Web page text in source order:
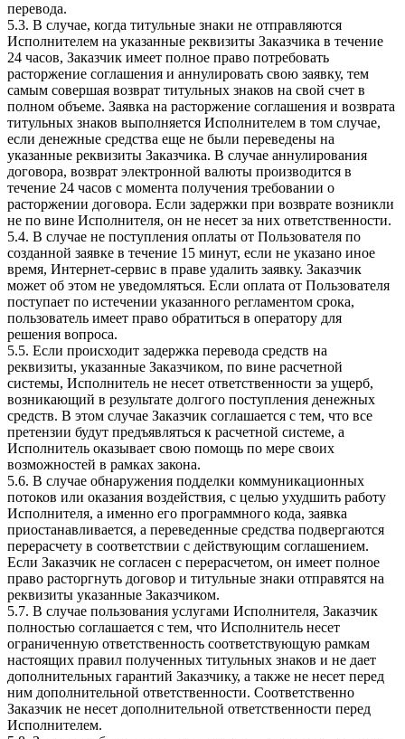
перевода.
5.3. В случае, когда титульные знаки не отправляются
Исполнителем на указанные реквизиты Заказчика в течение
24 часов, Заказчик имеет полное право потребовать
расторжение соглашения и аннулировать свою заявку, тем
самым совершая возврат титульных знаков на свой счет в
полном объеме. Заявка на расторжение соглашения и возврата
титульных знаков выполняется Исполнителем в том случае,
если денежные средства еще не были переведены на
указанные реквизиты Заказчика. В случае аннулирования
договора, возврат электронной валюты производится в
течение 24 часов с момента получения требовании о
расторжении договора. Если задержки при возврате возникли
не по вине Исполнителя, он не несет за них ответственности.
5.4. В случае не поступления оплаты от Пользователя по
созданной заявке в течение 15 минут, если не указано иное
время, Интернет-сервис в праве удалить заявку. Заказчик
может об этом не уведомляться. Если оплата от Пользователя
поступает по истечении указанного регламентом срока,
пользователь имеет право обратиться в оператору для
решения вопроса.
5.5. Если происходит задержка перевода средств на
реквизиты, указанные Заказчиком, по вине расчетной
системы, Исполнитель не несет ответственности за ущерб,
возникающий в результате долгого поступления денежных
средств. В этом случае Заказчик соглашается с тем, что все
претензии будут предъявляться к расчетной системе, а
Исполнитель оказывает свою помощь по мере своих
возможностей в рамках закона.
5.6. В случае обнаружения подделки коммуникационных
потоков или оказания воздействия, с целью ухудшить работу
Исполнителя, а именно его программного кода, заявка
приостанавливается, а переведенные средства подвергаются
перерасчету в соответствии с действующим соглашением.
Если Заказчик не согласен с перерасчетом, он имеет полное
право расторгнуть договор и титульные знаки отправятся на
реквизиты указанные Заказчиком.
5.7. В случае пользования услугами Исполнителя, Заказчик
полностью соглашается с тем, что Исполнитель несет
ограниченную ответственность соответствующую рамкам
настоящих правил полученных титульных знаков и не дает
дополнительных гарантий Заказчику, а также не несет перед
ним дополнительной ответственности. Соответственно
Заказчик не несет дополнительной ответственности перед
Исполнителем.